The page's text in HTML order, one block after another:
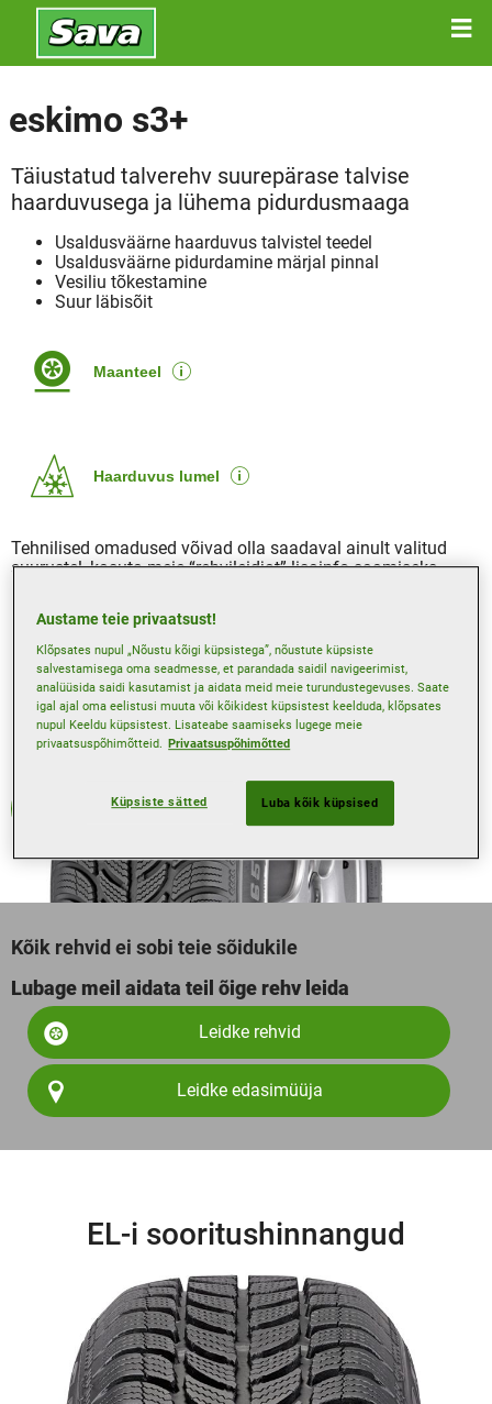
eskimo s3+
Täiustatud talverehv suurepärase talvise
haarduvusega ja lühema pidurdusmaaga
Usaldusväärne haarduvus talvistel teedel
Usaldusväärne pidurdamine märjal pinnal
Vesiliu tõkestamine
Suur läbisõit
Maanteel
Haarduvus lumel
Tehnilised omadused võivad olla saadaval ainult valitud
suurustel, kasuta meie “rehvileidjat” lisainfo saamiseks.
Talv
Kõik rehvid ei sobi teie sõidukile
Lubage meil aidata teil õige rehv leida
Leidke rehvid
Leidke edasimüüja
EL-i sooritushinnangud
Austame teie privaatsust!
Klõpsates nupul „Nõustu kõigi küpsistega”, nõustute küpsiste
salvestamisega oma seadmesse, et parandada saidil navigeerimist,
analüüsida saidi kasutamist ja aidata meid meie turundustegevuses. Saate
igal ajal oma eelistusi muuta või kõikidest küpsistest keelduda, klõpsates
nupul Keeldu küpsistest. Lisateabe saamiseks lugege meie
privaatsuspõhimõtteid. Privaatsuspõhimõtted
Küpsiste sätted Luba kõik küpsised